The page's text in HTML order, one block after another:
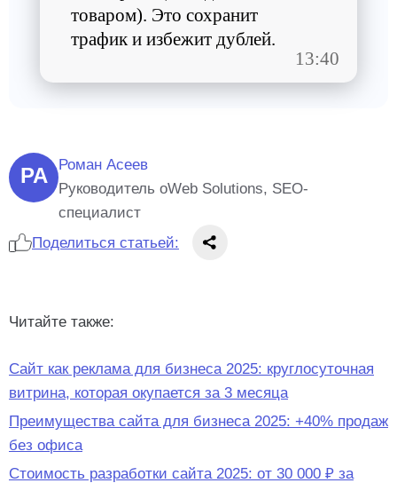
товаром). Это сохранит
трафик и избежит дублей.
13:40
Поделиться статьей:
РА
Роман Асеев
Руководитель oWeb Solutions, SEO-
специалист
Читайте также:
Сайт как реклама для бизнеса 2025: круглосуточная
витрина, которая окупается за 3 месяца
Преимущества сайта для бизнеса 2025: +40% продаж
без офиса
Стоимость разработки сайта 2025: от 30 000 ₽ за